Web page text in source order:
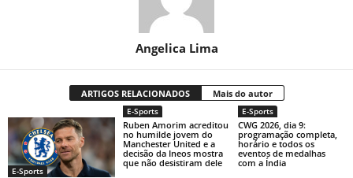
Angelica Lima
ARTIGOS RELACIONADOS Mais do autor
E-Sports
E-Sports
Ruben Amorim acreditou
no humilde jovem do
Manchester United e a
decisão da Ineos mostra
que não desistiram dele
E-Sports
CWG 2026, dia 9:
programação completa,
horário e todos os
eventos de medalhas
com a Índia